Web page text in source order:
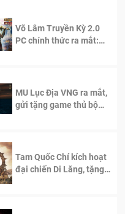
Võ Lâm Truyền Kỳ 2.0
PC chính thức ra mắt:
MU Lục Địa VNG ra mắt,
gửi tặng game thủ bộ
Tam Quốc Chí kích hoạt
đại chiến Di Lăng, tặng